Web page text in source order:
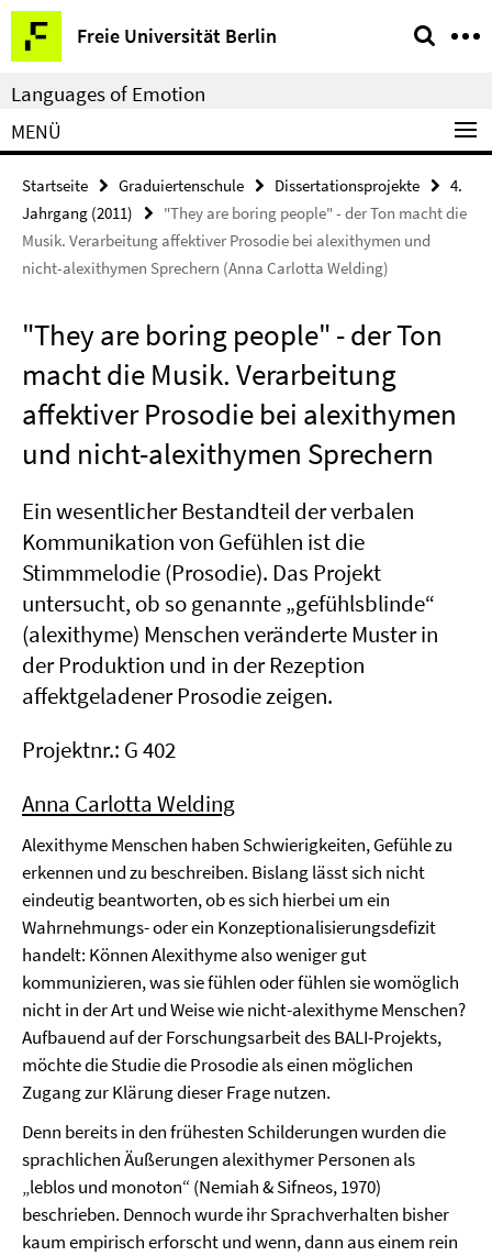
Springe
direkt
zu
Inhalt
Freie Universität Berlin
Service-
Navigation
Languages of Emotion
MENÜ
Startseite Graduiertenschule Dissertationsprojekte
4.
Jahrgang (2011)
"They are boring people" - der Ton macht die
Musik. Verarbeitung affektiver Prosodie bei alexithymen und
nicht-alexithymen Sprechern (Anna Carlotta Welding)
"They are boring people" - der Ton
macht die Musik. Verarbeitung
affektiver Prosodie bei alexithymen
und nicht-alexithymen Sprechern
Ein wesentlicher Bestandteil der verbalen
Kommunikation von Gefühlen ist die
Stimmmelodie (Prosodie). Das Projekt
untersucht, ob so genannte „gefühlsblinde“
(alexithyme) Menschen veränderte Muster in
der Produktion und in der Rezeption
affektgeladener Prosodie zeigen.
Projektnr.: G 402
Anna Carlotta Welding
Alexithyme Menschen haben Schwierigkeiten, Gefühle zu
erkennen und zu beschreiben. Bislang lässt sich nicht
eindeutig beantworten, ob es sich hierbei um ein
Wahrnehmungs- oder ein Konzeptionalisierungsdefizit
handelt: Können Alexithyme also weniger gut
kommunizieren, was sie fühlen oder fühlen sie womöglich
nicht in der Art und Weise wie nicht-alexithyme Menschen?
Aufbauend auf der Forschungsarbeit des BALI-Projekts,
möchte die Studie die Prosodie als einen möglichen
Zugang zur Klärung dieser Frage nutzen.
Denn bereits in den frühesten Schilderungen wurden die
sprachlichen Äußerungen alexithymer Personen als
„leblos und monoton“ (Nemiah & Sifneos, 1970)
beschrieben. Dennoch wurde ihr Sprachverhalten bisher
kaum empirisch erforscht und wenn, dann aus einem rein